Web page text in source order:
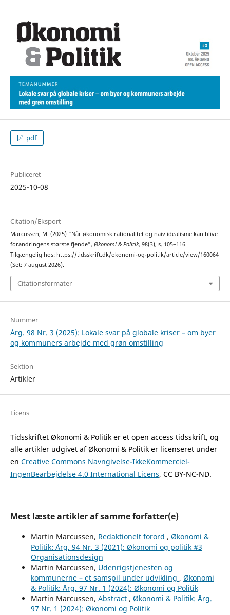
pdf
Publiceret
2025-10-08
Citation/Eksport
Marcussen, M. (2025) “Når økonomisk rationalitet og naiv idealisme kan blive
forandringens største fjende”, Økonomi & Politik, 98(3), s. 105–116.
Tilgængelig hos: https://tidsskrift.dk/okonomi-og-politik/article/view/160064
(Set: 7 august 2026).
Citationsformater
Nummer
Årg. 98 Nr. 3 (2025): Lokale svar på globale kriser – om byer
og kommuners arbejde med grøn omstilling
Sektion
Artikler
Licens
Tidsskriftet Økonomi & Politik er et open access tidsskrift, og
alle artikler udgivet af Økonomi & Politik er licenseret under
en Creative Commons Navngivelse-IkkeKommerciel-
IngenBearbejdelse 4.0 International Licens, CC BY-NC-ND.
Mest læste artikler af samme forfatter(e)
Martin Marcussen, Redaktionelt forord , Økonomi &
Politik: Årg. 94 Nr. 3 (2021): Økonomi og politik #3
Organisationsdesign
Martin Marcussen, Udenrigstjenesten og
kommunerne – et samspil under udvikling , Økonomi
& Politik: Årg. 97 Nr. 1 (2024): Økonomi og Politik
Martin Marcussen, Abstract , Økonomi & Politik: Årg.
97 Nr. 1 (2024): Økonomi og Politik